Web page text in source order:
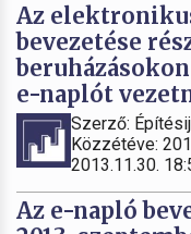
Az
bevezetése
e-naplót
Szerző:
Közzétéve:
2013.11.30.
Az e-napló